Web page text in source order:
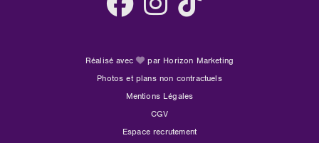
Réalisé avec
par Horizon Marketing
Photos et plans non contractuels
Mentions Légales
CGV
Espace recrutement